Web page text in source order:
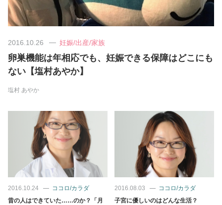
ワークスタイル
妊娠/出産/家族
ココロ/カラダ
トラベル
カルチャー/エンタメ
2016.10.26 妊娠/出産/家族
卵巣機能は年相応でも、妊娠できる保障はどこにも
ない【塩村あやか】
塩村 あやか
2016.10.24
ココロ/カラダ
昔の人はできていた……のか？「月
2016.08.03
ココロ/カラダ
子宮に優しいのはどんな生活？